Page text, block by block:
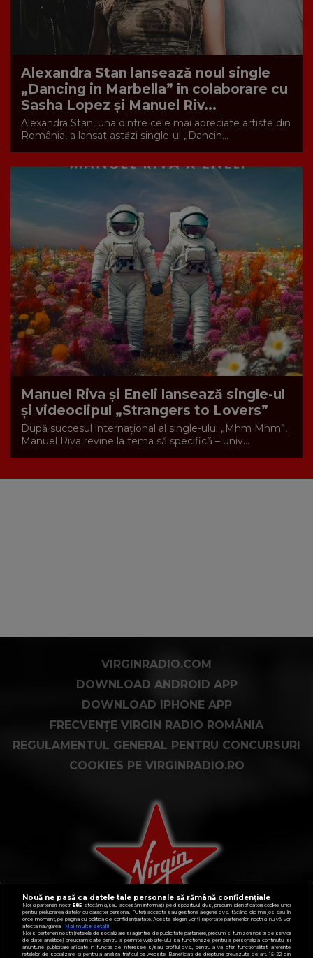
Alexandra Stan lansează noul single
„Dancing in Marbella” în colaborare cu
Sasha Lopez și Manuel Riv...
Alexandra Stan, una dintre cele mai apreciate artiste din
România, a lansat astăzi single-ul „Dancin...
Manuel Riva și Eneli lansează single-ul
și videoclipul „Strangers to Lovers”
După succesul internațional al single-ului „Mhm Mhm”,
Manuel Riva revine la tema să specifică – univ...
VIRGINRADIO.COM
DOWNLOAD ANDROID APP
DOWNLOAD IPHONE APP
FRECVENȚE VIRGIN RADIO ROMÂNIA
REGULAMENTUL GENERAL PENTRU CONCURSURI
COOKIES PE VIRGINRADIO.RO
Nouă ne pasă ca datele tale personale să rămână confidențiale
Noi și partenerii noștri585 stocăm și/sau accesăm informații pe dispozitivul dvs., precum identificatorii cookie unici
pentru prelucrarea datelor cu caracter personal. Puteți accepta sau gestiona alegerile dvs. făcând clic mai jos sau în
orice moment, pe pagina cu politica de confidențialitate. Aceste alegeri vor fi raportate partenerilor noștri și nu vă vor
afecta navigarea.
Mai multe detalii
Noi si partenerii nostri (retelele de socializare si agentiile de publicitate partenere, precum si furnizorii nostri de servicii
de date analitice) prelucram date pentru a permite website-ului sa functioneze, pentru a personaliza continutul si
anunturile publicitare afisate in functie de interesele si/sau profilul dvs., pentru a va oferi functionalitati aferente
retelelor de socializare si pentru a analiza traficul pe website. Beneficiati de drepturile prevazute de art. 15-22 din